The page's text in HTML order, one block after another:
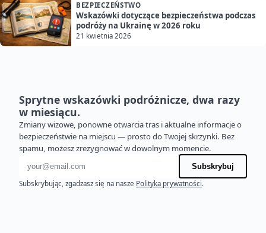
BEZPIECZEŃSTWO
Wskazówki dotyczące bezpieczeństwa podczas
podróży na Ukrainę w 2026 roku
21 kwietnia 2026
Sprytne wskazówki podróżnicze, dwa razy
w miesiącu.
Zmiany wizowe, ponowne otwarcia tras i aktualne informacje o
bezpieczeństwie na miejscu — prosto do Twojej skrzynki. Bez
spamu, możesz zrezygnować w dowolnym momencie.
Adres e-mail
Subskrybuj
Subskrybując, zgadzasz się na nasze Polityka prywatności.